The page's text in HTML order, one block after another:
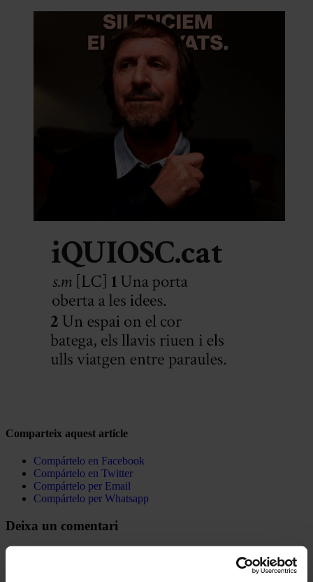
Comparteix aquest article
Compártelo en Facebook
Compártelo en Twitter
Compártelo per Email
Compártelo per Whatsapp
Deixa un comentari
L'adreça electrònica no es publicarà.